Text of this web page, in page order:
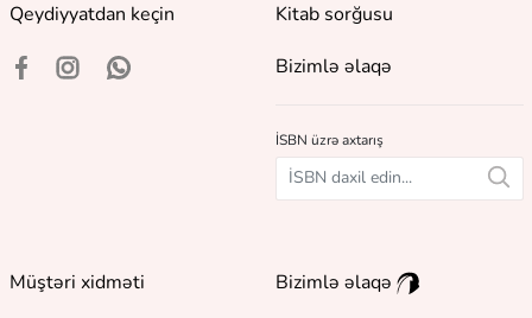
Qeydiyyatdan keçin
Kitab sorğusu
Bizimlə əlaqə
İSBN üzrə axtarış
Müştəri xidməti
Bizimlə əlaqə